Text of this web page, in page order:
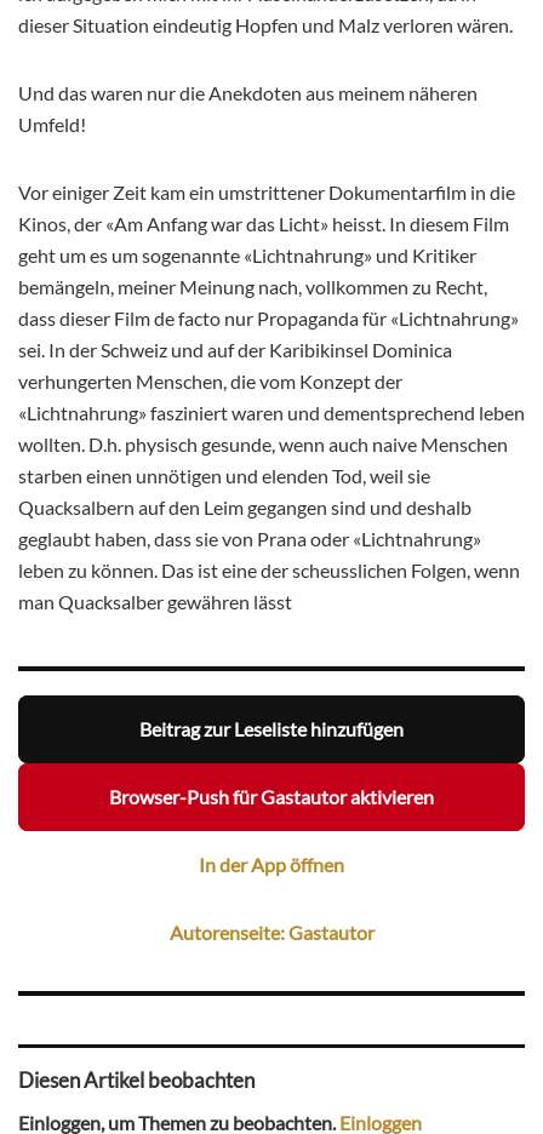
dieser Situation eindeutig Hopfen und Malz verloren wären.
Und das waren nur die Anekdoten aus meinem näheren
Umfeld!
Vor einiger Zeit kam ein umstrittener Dokumentarfilm in die
Kinos, der «Am Anfang war das Licht» heisst. In diesem Film
geht um es um sogenannte «Lichtnahrung» und Kritiker
bemängeln, meiner Meinung nach, vollkommen zu Recht,
dass dieser Film de facto nur Propaganda für «Lichtnahrung»
sei. In der Schweiz und auf der Karibikinsel Dominica
verhungerten Menschen, die vom Konzept der
«Lichtnahrung» fasziniert waren und dementsprechend leben
wollten. D.h. physisch gesunde, wenn auch naive Menschen
starben einen unnötigen und elenden Tod, weil sie
Quacksalbern auf den Leim gegangen sind und deshalb
geglaubt haben, dass sie von Prana oder «Lichtnahrung»
leben zu können. Das ist eine der scheusslichen Folgen, wenn
man Quacksalber gewähren lässt
Beitrag zur Leseliste hinzufügen
Browser-Push für Gastautor aktivieren
In der App öffnen
Autorenseite: Gastautor
Diesen Artikel beobachten
Einloggen, um Themen zu beobachten.Einloggen